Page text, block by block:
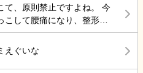
て、原則禁止ですよね。 今
して腰痛になり、整形受
リしています。
えぐいな